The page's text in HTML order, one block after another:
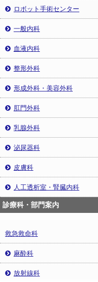
ロボット手術センター
一般内科
血液内科
整形外科
形成外科・美容外科
肛門外科
乳腺外科
泌尿器科
皮膚科
人工透析室・腎臓内科
診療科・部門案内
救急救命科
麻酔科
放射線科